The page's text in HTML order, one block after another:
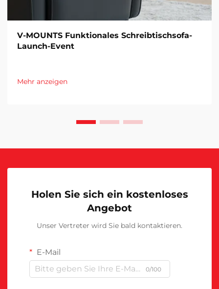
V-MOUNTS Funktionales Schreibtischsofa-
Launch-Event
Mehr anzeigen
Holen Sie sich ein kostenloses
Angebot
Unser Vertreter wird Sie bald kontaktieren.
E-Mail
0/100